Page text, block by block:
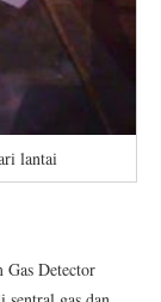
lantai
Detector